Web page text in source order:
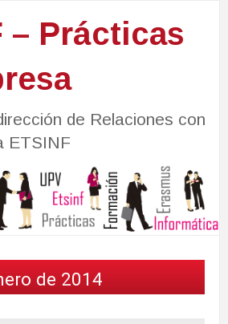
– Prácticas
de Relaciones con
ETSINF
de 2014